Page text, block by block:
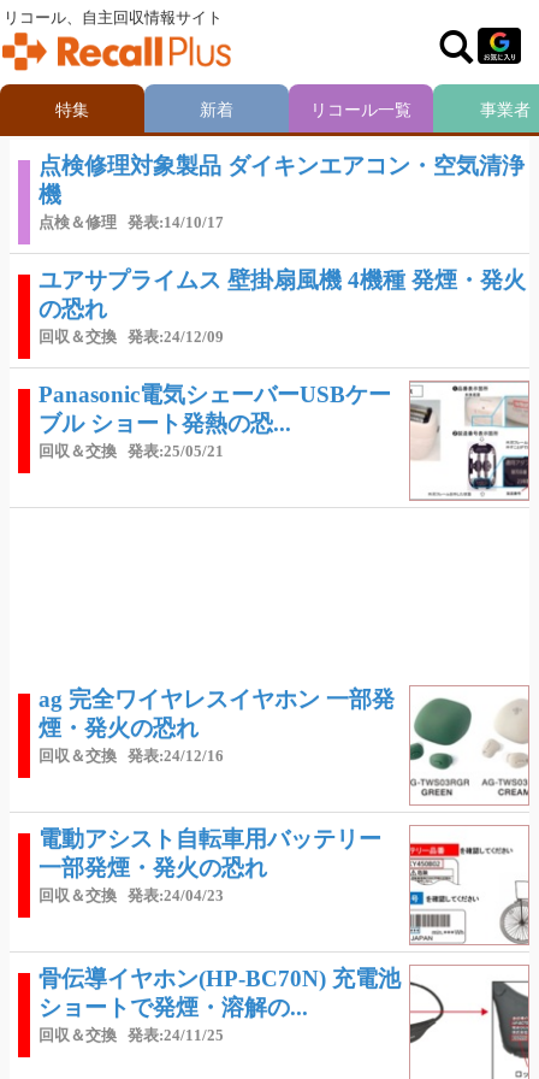
点検修理対象製品 ダイキンエアコン・空気清浄
機
点検＆修理 発表:14/10/17
ユアサプライムス 壁掛扇風機 4機種 発煙・発火
の恐れ
回収＆交換 発表:24/12/09
Panasonic電気シェーバーUSBケー
ブル ショート発熱の恐...
回収＆交換 発表:25/05/21
ag 完全ワイヤレスイヤホン 一部発
煙・発火の恐れ
回収＆交換 発表:24/12/16
電動アシスト自転車用バッテリー
一部発煙・発火の恐れ
回収＆交換 発表:24/04/23
骨伝導イヤホン(HP-BC70N) 充電池
ショートで発煙・溶解の...
回収＆交換 発表:24/11/25
リコール、自主回収情報サイト
特集 新着 リコール一覧 事業者